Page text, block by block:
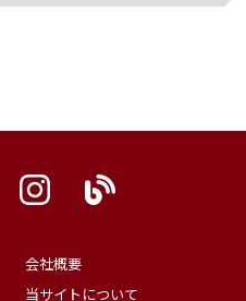
会社概要
当サイトについて